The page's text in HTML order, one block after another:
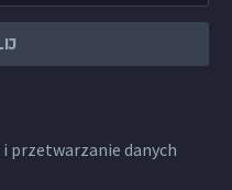
i przetwarzanie danych